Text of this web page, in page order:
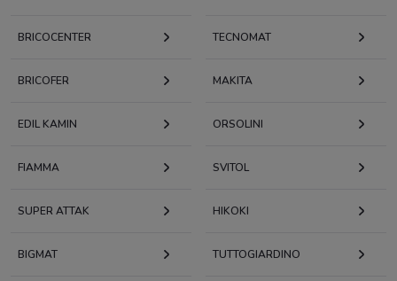
BRICOCENTER TECNOMAT
BRICOFER MAKITA
EDIL KAMIN ORSOLINI
FIAMMA SVITOL
SUPER ATTAK HIKOKI
BIGMAT TUTTOGIARDINO